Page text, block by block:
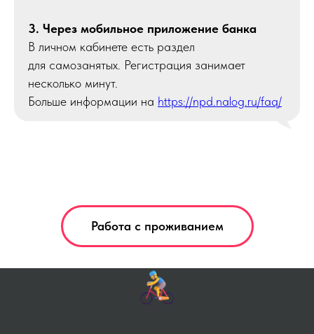
3. Через мобильное приложение банка
В личном кабинете есть раздел
для самозанятых. Регистрация занимает
несколько минут.
Больше информации на https://npd.nalog.ru/faq/
Работа с проживанием